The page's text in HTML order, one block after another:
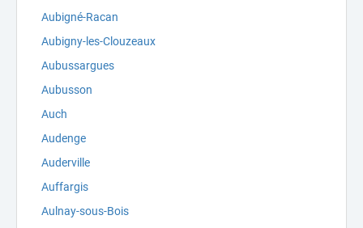
Aubigné-Racan
Aubigny-les-Clouzeaux
Aubussargues
Aubusson
Auch
Audenge
Auderville
Auffargis
Aulnay-sous-Bois